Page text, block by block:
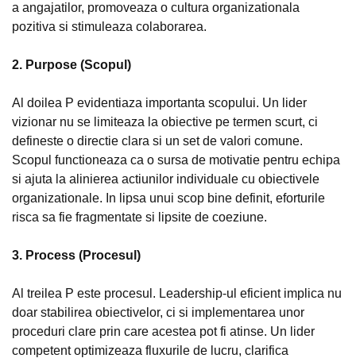
a angajatilor, promoveaza o cultura organizationala
pozitiva si stimuleaza colaborarea.
2. Purpose (Scopul)
Al doilea P evidentiaza importanta scopului. Un lider
vizionar nu se limiteaza la obiective pe termen scurt, ci
defineste o directie clara si un set de valori comune.
Scopul functioneaza ca o sursa de motivatie pentru echipa
si ajuta la alinierea actiunilor individuale cu obiectivele
organizationale. In lipsa unui scop bine definit, eforturile
risca sa fie fragmentate si lipsite de coeziune.
3. Process (Procesul)
Al treilea P este procesul. Leadership-ul eficient implica nu
doar stabilirea obiectivelor, ci si implementarea unor
proceduri clare prin care acestea pot fi atinse. Un lider
competent optimizeaza fluxurile de lucru, clarifica